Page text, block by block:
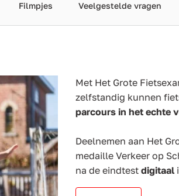
Filmpjes Veelgestelde vragen
Met Het Grote
zelfstandig kunnen
parcours in het echte
Deelnemen aan Het
medaille Verkeer op
na de eindtest digitaal